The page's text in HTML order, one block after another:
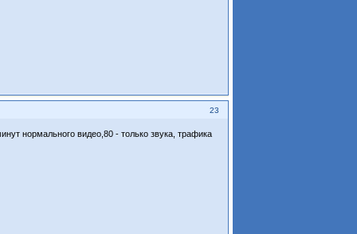
23
нормального видео,80 - только звука, трафика